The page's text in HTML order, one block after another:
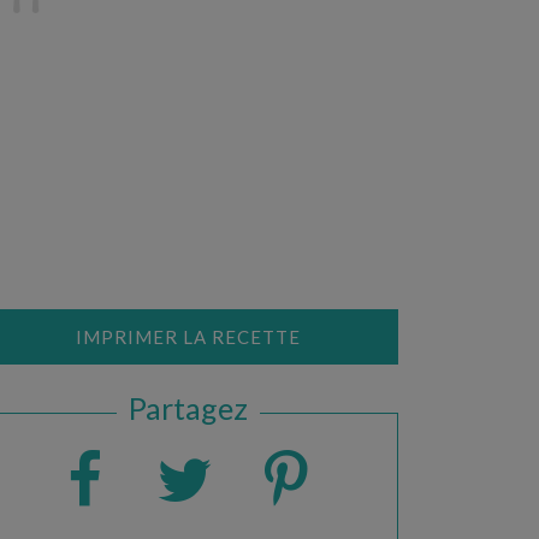
IMPRIMER LA RECETTE
Partagez